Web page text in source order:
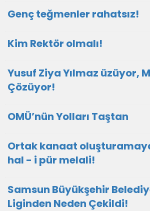
Genç teğmenler rahatsız!
Kim Rektör olmalı!
Yusuf Ziya Yılmaz üzüyor,
Çözüyor!
OMÜ’nün Yolları Taştan
Ortak kanaat
hal - i pür melali!
Samsun Büyükşehir
Liginden Neden Çekildi!